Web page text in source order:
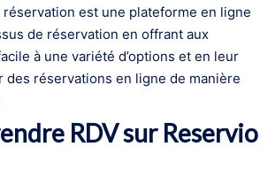
réservation est une plateforme en ligne
de réservation en offrant aux
à une variété d’options et en leur
des réservations en ligne de manière
RDV sur Reservio